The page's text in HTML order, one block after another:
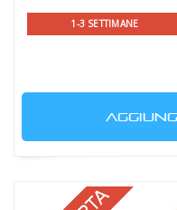
1-3 SETTIMANE